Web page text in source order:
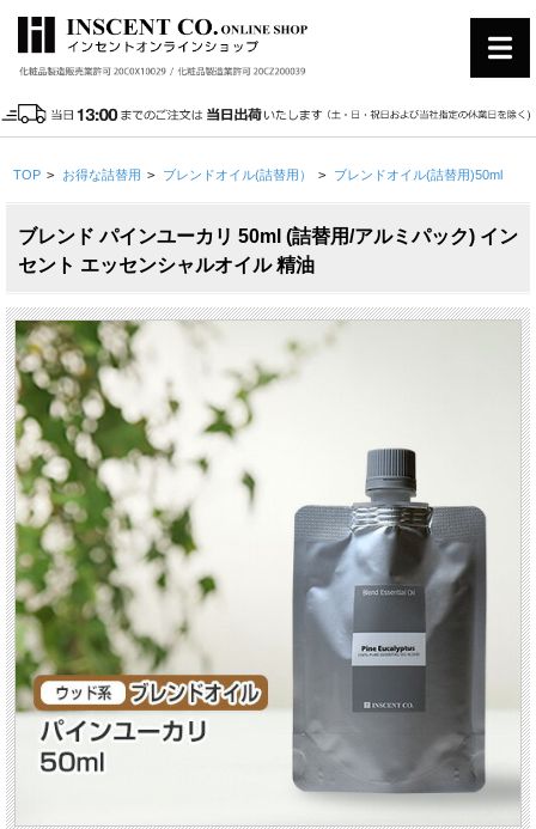
TOP > お得な詰替用 > ブレンドオイル(詰替用） > ブレンドオイル(詰替用)50ml
ブレンド パインユーカリ 50ml (詰替用/アルミパック) イン
セント エッセンシャルオイル 精油